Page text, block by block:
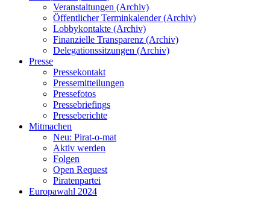
Veranstaltungen (Archiv)
Öffentlicher Terminkalender (Archiv)
Lobbykontakte (Archiv)
Finanzielle Transparenz (Archiv)
Delegationssitzungen (Archiv)
Presse
Pressekontakt
Pressemitteilungen
Pressefotos
Pressebriefings
Presseberichte
Mitmachen
Neu: Pirat-o-mat
Aktiv werden
Folgen
Open Request
Piratenpartei
Europawahl 2024